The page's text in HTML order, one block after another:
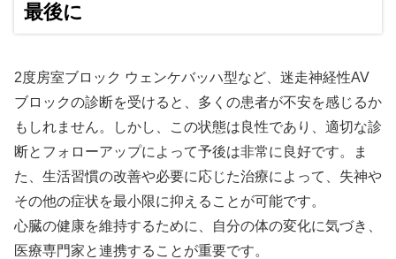
最後に
2度房室ブロック ウェンケバッハ型など、迷走神経性AV
ブロックの診断を受けると、多くの患者が不安を感じるか
もしれません。しかし、この状態は良性であり、適切な診
断とフォローアップによって予後は非常に良好です。ま
た、生活習慣の改善や必要に応じた治療によって、失神や
その他の症状を最小限に抑えることが可能です。
心臓の健康を維持するために、自分の体の変化に気づき、
医療専門家と連携することが重要です。